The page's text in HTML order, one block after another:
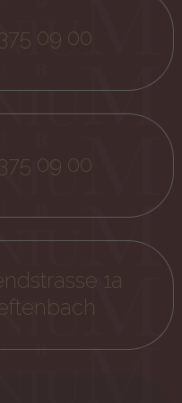
09 00
09 00
1a